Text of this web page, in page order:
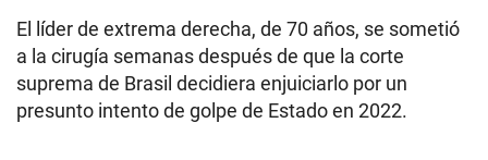
El líder de extrema derecha, de 70 años, se sometió
a la cirugía semanas después de que la corte
suprema de Brasil decidiera enjuiciarlo por un
presunto intento de golpe de Estado en 2022.